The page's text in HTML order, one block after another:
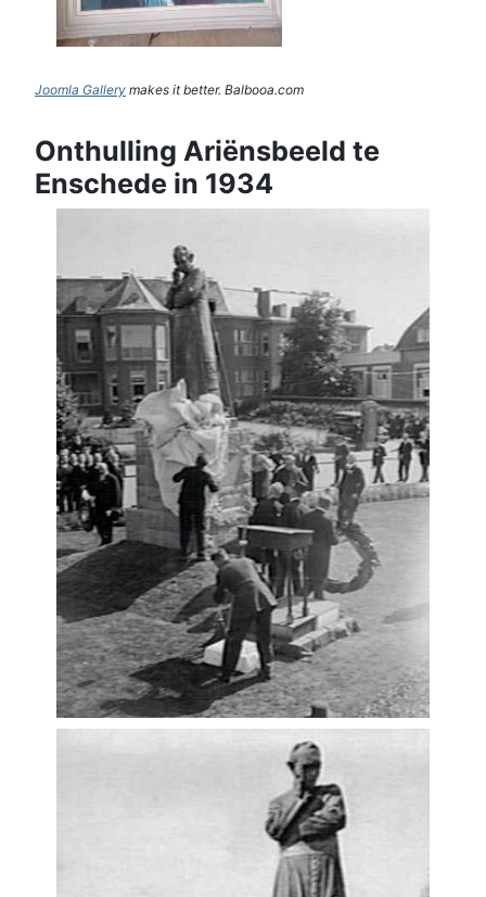
Joomla Gallery makes it better. Balbooa.com
Onthulling Ariënsbeeld te
Enschede in 1934